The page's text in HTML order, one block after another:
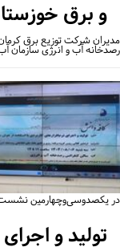
و برق
شرکت توزیع برق کرمان
آب و انرژی سازمان
یکصدوسی‌وچهارمین نشست
تولید و اجرای